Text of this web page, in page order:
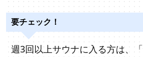
要チェック！
週3回以上サウナに入る方は、